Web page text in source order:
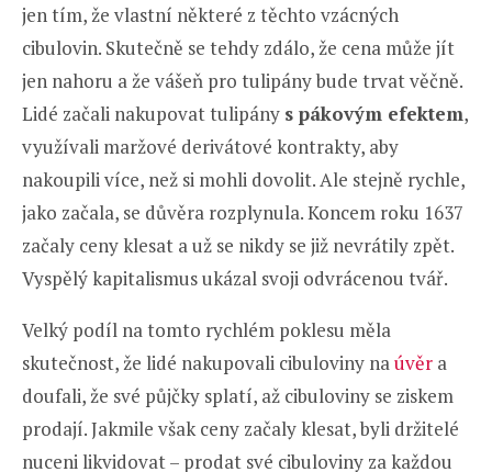
jen tím, že vlastní některé z těchto vzácných
cibulovin. Skutečně se tehdy zdálo, že cena může jít
jen nahoru a že vášeň pro tulipány bude trvat věčně.
Lidé začali nakupovat tulipány s pákovým efektem,
využívali maržové derivátové kontrakty, aby
nakoupili více, než si mohli dovolit. Ale stejně rychle,
jako začala, se důvěra rozplynula. Koncem roku 1637
začaly ceny klesat a už se nikdy se již nevrátily zpět.
Vyspělý kapitalismus ukázal svoji odvrácenou tvář.
Velký podíl na tomto rychlém poklesu měla
skutečnost, že lidé nakupovali cibuloviny naúvěr a
doufali, že své půjčky splatí, až cibuloviny se ziskem
prodají. Jakmile však ceny začaly klesat, byli držitelé
nuceni likvidovat – prodat své cibuloviny za každou